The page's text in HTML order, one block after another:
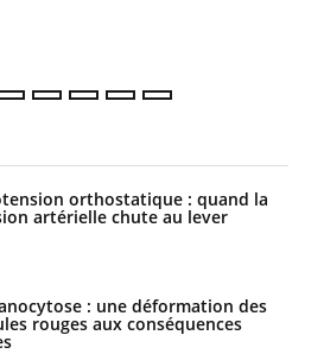
orthostatique : quand la
artérielle chute au lever
: une déformation des
rouges aux conséquences